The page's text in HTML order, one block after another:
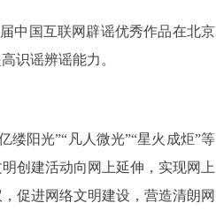
中国互联网辟谣优秀作品在北京
识谣辨谣能力。
阳光”“凡人微光”“星火成炬”等
创建活动向网上延伸，实现网上
促进网络文明建设，营造清朗网